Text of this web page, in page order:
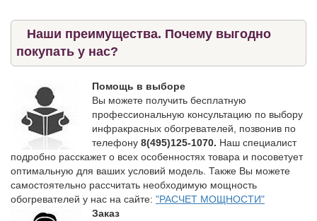
Наши преимущества. Почему выгодно
покупать у нас?
Помощь в выборе
Вы можете получить бесплатную
профессиональную консультацию по выбору
инфракрасных обогревателей, позвонив по
телефону 8(495)125-1070. Наш специалист
подробно расскажет о всех особенностях товара и посоветует
оптимальную для ваших условий модель. Также Вы можете
самостоятельно рассчитать необходимую мощность
обогревателей у нас на сайте: "РАСЧЕТ МОЩНОСТИ"
Заказ